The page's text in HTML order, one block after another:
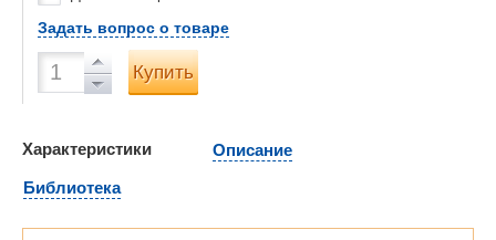
Задать вопрос о товаре
Купить
Характеристики
Описание
Библиотека